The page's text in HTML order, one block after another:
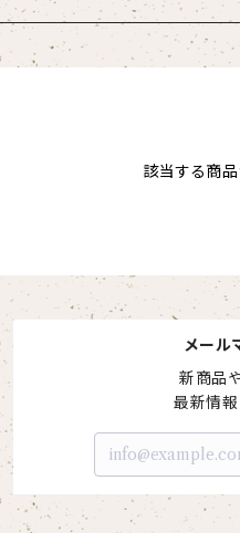
該当する商品
メール
新商品
最新情報